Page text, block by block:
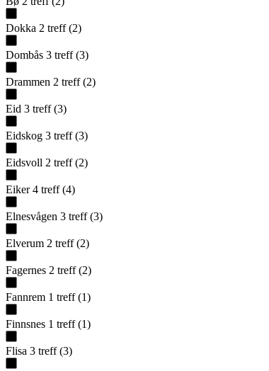
Dokka 2 treff (2)
Dombås 3 treff (3)
Drammen 2 treff (2)
Eid 3 treff (3)
Eidskog 3 treff (3)
Eidsvoll 2 treff (2)
Eiker 4 treff (4)
Elnesvågen 3 treff (3)
Elverum 2 treff (2)
Fagernes 2 treff (2)
Fannrem 1 treff (1)
Finnsnes 1 treff (1)
Flisa 3 treff (3)